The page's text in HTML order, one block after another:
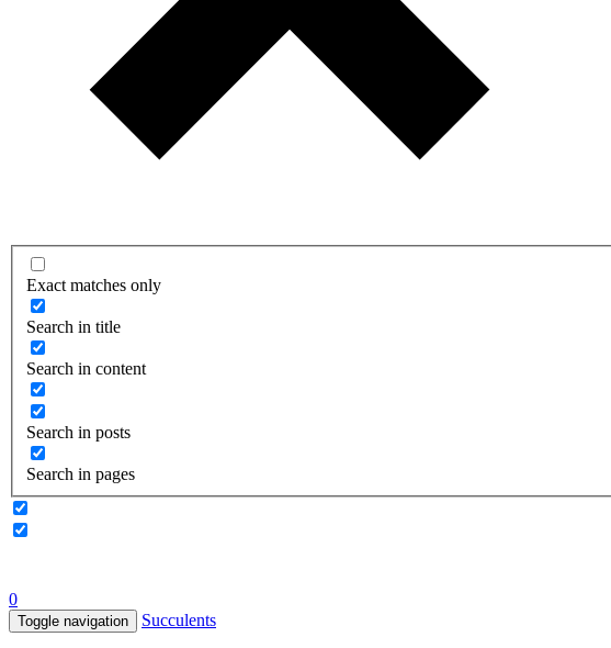
Exact matches only
Search in title
Search in content
Search in posts
Search in pages
0
Toggle navigation Succulents